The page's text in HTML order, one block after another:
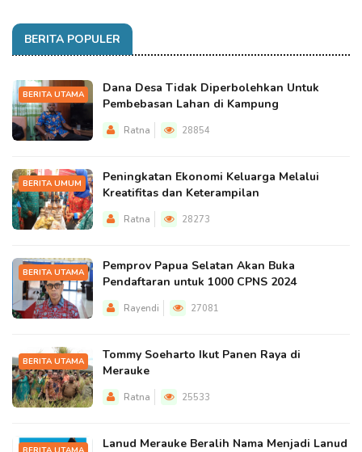
BERITA POPULER
BERITA UTAMA
Dana Desa Tidak Diperbolehkan Untuk
Pembebasan Lahan di Kampung
Ratna 28854
BERITA UMUM
Peningkatan Ekonomi Keluarga Melalui
Kreatifitas dan Keterampilan
Ratna 28273
BERITA UTAMA
Pemprov Papua Selatan Akan Buka
Pendaftaran untuk 1000 CPNS 2024
Rayendi 27081
BERITA UTAMA
Tommy Soeharto Ikut Panen Raya di
Merauke
Ratna 25533
Lanud Merauke Beralih Nama Menjadi Lanud